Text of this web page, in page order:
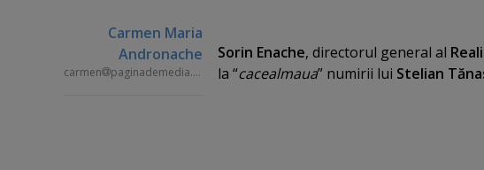
Carmen Maria
Andronache
carmen paginademedia.ro
Sorin Enache, directorul general al
la “cacealmaua” numirii lui Stelian